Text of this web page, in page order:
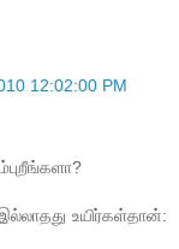
12:02:00 PM
உயிர்கள்தான்: